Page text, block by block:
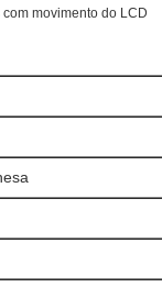
movimento do LCD